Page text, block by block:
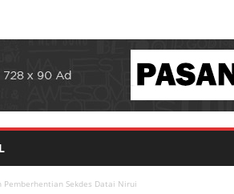
Pemberhentian Sekdes Datai Nirui